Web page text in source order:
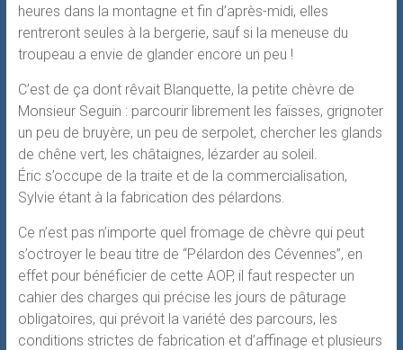
heures dans la montagne et fin d’après-midi, elles
rentreront seules à la bergerie, sauf si la meneuse du
troupeau a envie de glander encore un peu !
C’est de ça dont rêvait Blanquette, la petite chèvre de
Monsieur Seguin : parcourir librement les faïsses, grignoter
un peu de bruyère, un peu de serpolet, chercher les glands
de chêne vert, les châtaignes, lézarder au soleil.
Éric s’occupe de la traite et de la commercialisation,
Sylvie étant à la fabrication des pélardons.
Ce n’est pas n’importe quel fromage de chèvre qui peut
s’octroyer le beau titre de “Pélardon des Cévennes”, en
effet pour bénéficier de cette AOP, il faut respecter un
cahier des charges qui précise les jours de pâturage
obligatoires, qui prévoit la variété des parcours, les
conditions strictes de fabrication et d’affinage et plusieurs